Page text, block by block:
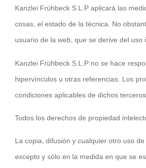
Kanzlei Frühbeck S.L.P aplicará las
cosas, el estado de la técnica. No
usuario de la web, que se derive del
Kanzlei Frühbeck S.L.P no se hace
hipervínculos u otras referencias. Los
condiciones aplicables de dichos terceros.
Todos los derechos de propiedad
La copia, difusión y cualquier otro uso
excepto y sólo en la medida en que se